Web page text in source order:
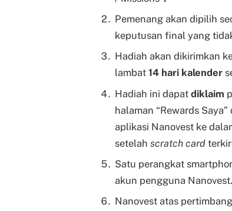
Pemenang akan dipilih
keputusan final yang
Hadiah akan dikirimkan
lambat 14 hari kalender
Hadiah ini dapat diklaim
halaman “Rewards
aplikasi Nanovest ke
setelah scratch card
Satu perangkat
akun pengguna Nanovest.
Nanovest atas